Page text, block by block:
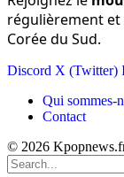
régulièrement
Corée du Sud.
Discord X (Twitter)
Qui sommes-
Contact
© 2026